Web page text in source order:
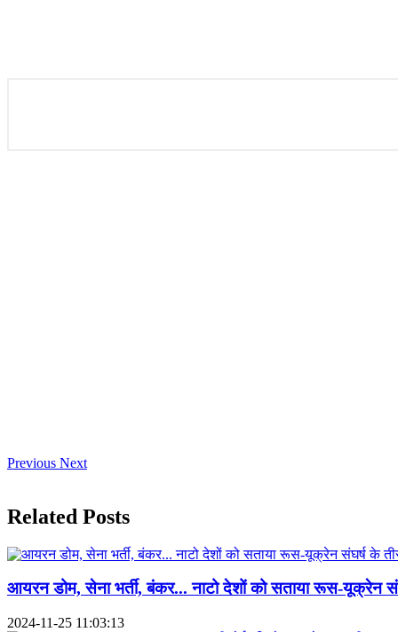
Previous Next
Related Posts
आयरन डोम, सेना भर्ती, बंकर... नाटो देशों को सताया रूस-यूक्रेन
2024-11-25 11:03:13